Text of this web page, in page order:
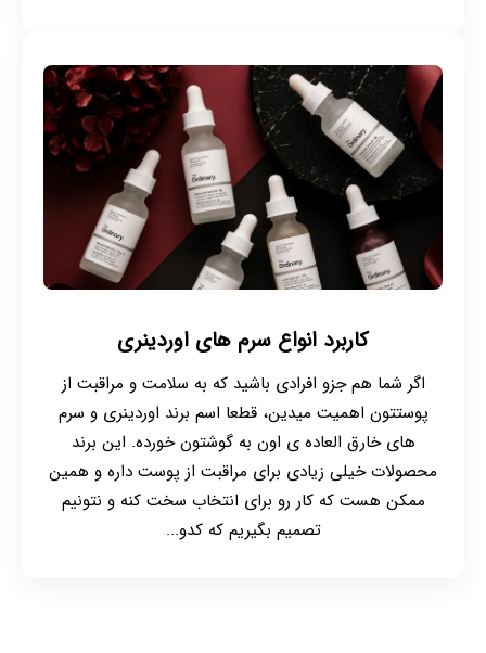
کاربرد انواع سرم های اوردینری
اگر شما هم جزو افرادی باشید که به سلامت و مراقبت از
پوستتون اهمیت میدین، قطعا اسم برند اوردینری و سرم
های خارق العاده ی اون به گوشتون خورده. این برند
محصولات خیلی زیادی برای مراقبت از پوست داره و همین
ممکن هست که کار رو برای انتخاب سخت کنه و نتونیم
تصمیم بگیریم که کدو...